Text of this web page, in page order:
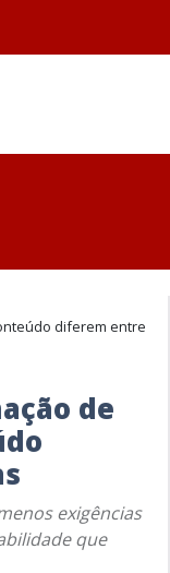
diferem entre
de
exigências
que